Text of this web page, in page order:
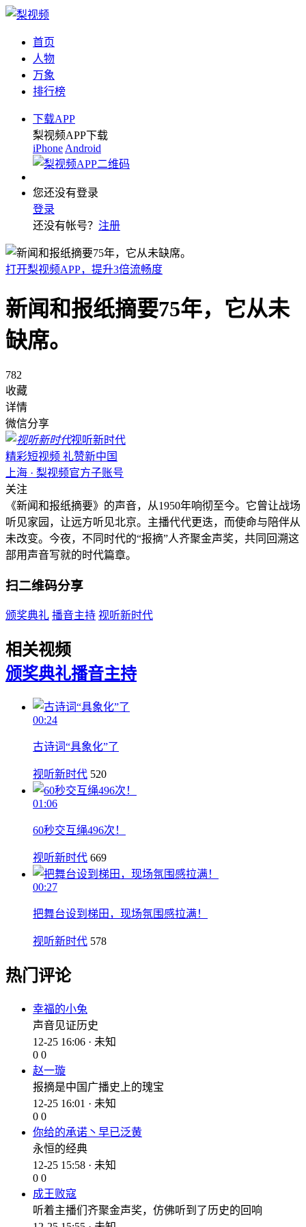
首页
人物
万象
排行榜
下载APP
梨视频APP下载
iPhone Android
您还没有登录
登录
还没有帐号？ 注册
打开梨视频APP，提升3倍流畅度
新闻和报纸摘要75年，它从未
缺席。
782
收藏
详情
微信分享
视听新时代
精彩短视频 礼赞新中国
上海 · 梨视频官方子账号
关注
《新闻和报纸摘要》的声音，从1950年响彻至今。它曾让战场
听见家园，让远方听见北京。主播代代更迭，而使命与陪伴从
未改变。今夜，不同时代的“报摘”人齐聚金声奖，共同回溯这
部用声音写就的时代篇章。
扫二维码分享
颁奖典礼 播音主持 视听新时代
相关视频
颁奖典礼播音主持
00:24
古诗词“具象化”了
视听新时代 520
01:06
60秒交互绳496次！
视听新时代 669
00:27
把舞台设到梯田，现场氛围感拉满！
视听新时代 578
热门评论
幸福的小兔
声音见证历史
12-25 16:06 · 未知
0 0
赵一璇
报摘是中国广播史上的瑰宝
12-25 16:01 · 未知
0 0
你给的承诺丶早已泛黄
永恒的经典
12-25 15:58 · 未知
0 0
成王败寇
听着主播们齐聚金声奖，仿佛听到了历史的回响